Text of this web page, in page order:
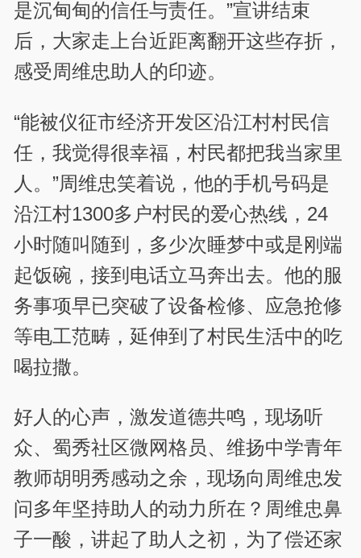
是沉甸甸的信任与责任。”宣讲结束
后，大家走上台近距离翻开这些存折，
感受周维忠助人的印迹。
“能被仪征市经济开发区沿江村村民信
任，我觉得很幸福，村民都把我当家里
人。”周维忠笑着说，他的手机号码是
沿江村1300多户村民的爱心热线，24
小时随叫随到，多少次睡梦中或是刚端
起饭碗，接到电话立马奔出去。他的服
务事项早已突破了设备检修、应急抢修
等电工范畴，延伸到了村民生活中的吃
喝拉撒。
好人的心声，激发道德共鸣，现场听
众、蜀秀社区微网格员、维扬中学青年
教师胡明秀感动之余，现场向周维忠发
问多年坚持助人的动力所在？周维忠鼻
子一酸，讲起了助人之初，为了偿还家